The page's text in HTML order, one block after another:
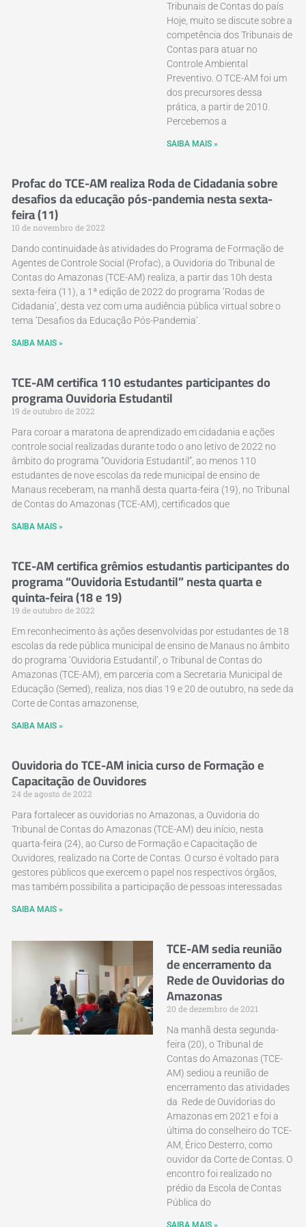
Tribunais de Contas do país
Hoje, muito se discute sobre a
competência dos Tribunais de
Contas para atuar no
Controle Ambiental
Preventivo. O TCE-AM foi um
dos precursores dessa
prática, a partir de 2010.
Percebemos a
SAIBA MAIS »
​Profac do TCE-AM realiza Roda de Cidadania sobre
desafios da educação pós-pandemia nesta sexta-
feira (11)
10 de novembro de 2022
Dando continuidade às atividades do Programa de Formação de
Agentes de Controle Social (Profac), a Ouvidoria do Tribunal de
Contas do Amazonas (TCE-AM) realiza, a partir das 10h desta
sexta-feira (11), a 1ª edição de 2022 do programa ‘Rodas de
Cidadania’, desta vez com uma audiência pública virtual sobre o
tema ‘Desafios da Educação Pós-Pandemia’.
SAIBA MAIS »
TCE-AM certifica 110 estudantes participantes do
programa Ouvidoria Estudantil
19 de outubro de 2022
Para coroar a maratona de aprendizado em cidadania e ações
controle social realizadas durante todo o ano letivo de 2022 no
âmbito do programa “Ouvidoria Estudantil”, ao menos 110
estudantes de nove escolas da rede municipal de ensino de
Manaus receberam, na manhã desta quarta-feira (19), no Tribunal
de Contas do Amazonas (TCE-AM), certificados que
SAIBA MAIS »
TCE-AM certifica grêmios estudantis participantes do
programa “Ouvidoria Estudantil” nesta quarta e
quinta-feira (18 e 19)
19 de outubro de 2022
Em reconhecimento às ações desenvolvidas por estudantes de 18
escolas da rede pública municipal de ensino de Manaus no âmbito
do programa ‘Ouvidoria Estudantil’, o Tribunal de Contas do
Amazonas (TCE-AM), em parceria com a Secretaria Municipal de
Educação (Semed), realiza, nos dias 19 e 20 de outubro, na sede da
Corte de Contas amazonense,
SAIBA MAIS »
​Ouvidoria do TCE-AM inicia curso de Formação e
Capacitação de Ouvidores
24 de agosto de 2022
Para fortalecer as ouvidorias no Amazonas, a Ouvidoria do
Tribunal de Contas do Amazonas (TCE-AM) deu início, nesta
quarta-feira (24), ao Curso de Formação e Capacitação de
Ouvidores, realizado na Corte de Contas. O curso é voltado para
gestores públicos que exercem o papel nos respectivos órgãos,
mas também possibilita a participação de pessoas interessadas
SAIBA MAIS »
TCE-AM sedia reunião
de encerramento da
Rede de Ouvidorias do
Amazonas
20 de dezembro de 2021
Na manhã desta segunda-
feira (20), o Tribunal de
Contas do Amazonas (TCE-
AM) sediou a reunião de
encerramento das atividades
da Rede de Ouvidorias do
Amazonas em 2021 e foi a
última do conselheiro do TCE-
AM, Érico Desterro, como
ouvidor da Corte de Contas. O
encontro foi realizado no
prédio da Escola de Contas
Pública do